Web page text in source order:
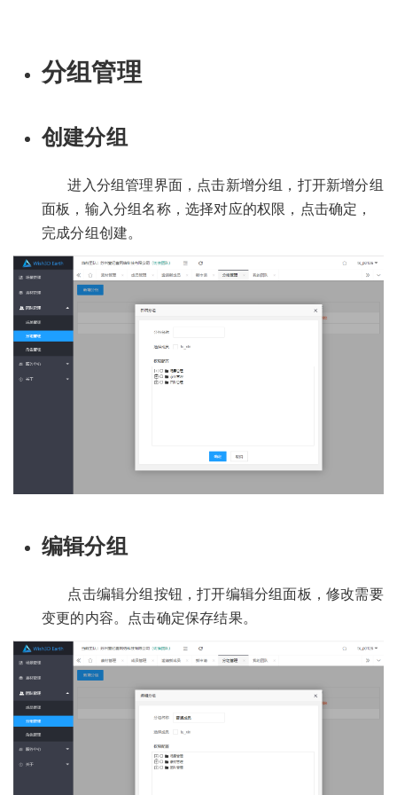
分组管理
创建分组
进入分组管理界面，点击新增分组，打开新增分组
面板，输入分组名称，选择对应的权限，点击确定，
完成分组创建。
编辑分组
点击编辑分组按钮，打开编辑分组面板，修改需要
变更的内容。点击确定保存结果。